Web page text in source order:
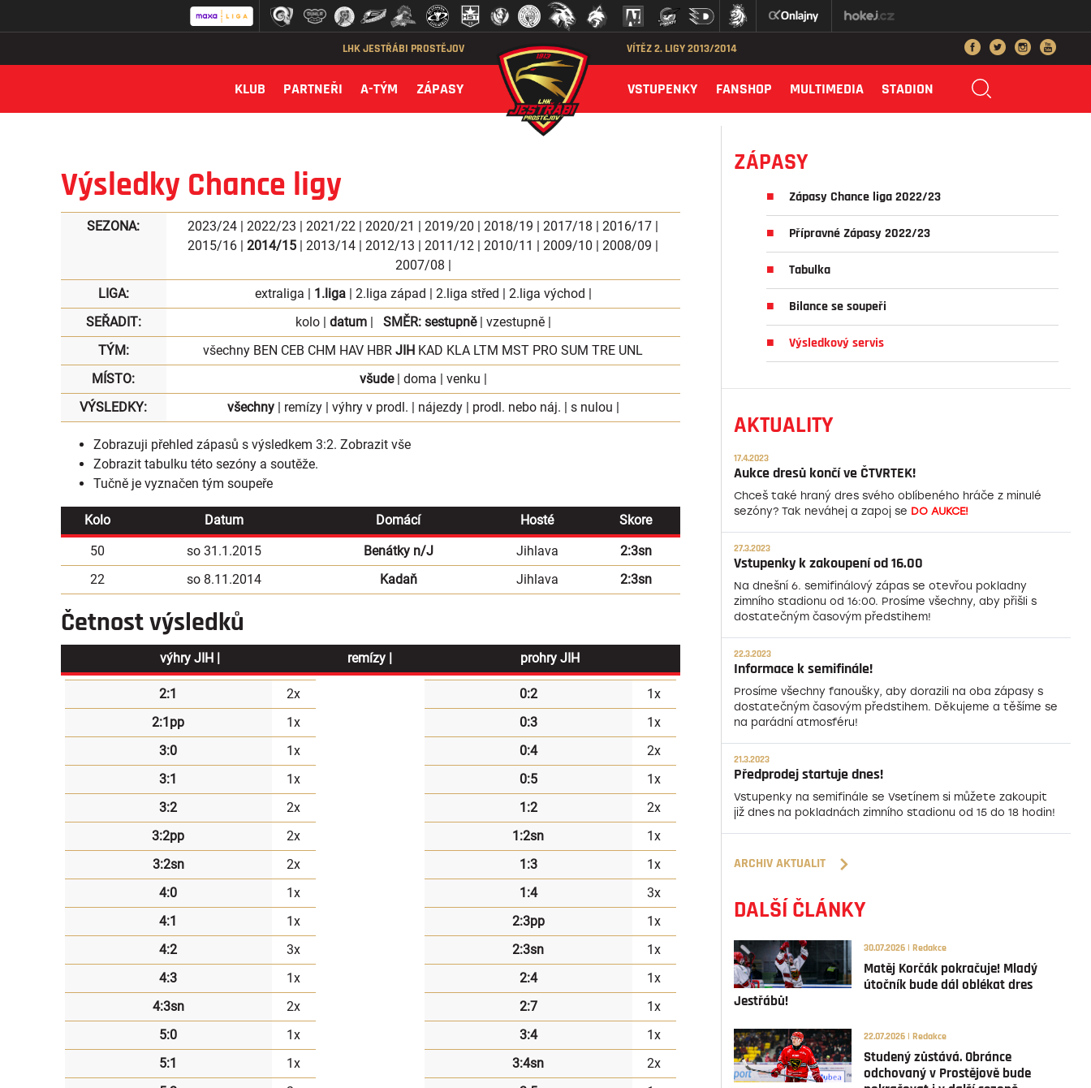
LHK JESTŘÁBI PROSTĚJOV VÍTĚZ 2. LIGY 2013/2014
KLUB PARTNEŘI A-TÝM ZÁPASY VSTUPENKY FANSHOP MULTIMEDIA STADION
Výsledky Chance ligy
SEZONA: 2023/24 | 2022/23 | 2021/22 | 2020/21 | 2019/20 | 2018/19 | 2017/18 | 2016/17 |
2015/16 | 2014/15 | 2013/14 | 2012/13 | 2011/12 | 2010/11 | 2009/10 | 2008/09 |
2007/08 |
LIGA:
extraliga | 1.liga| 2.liga západ | 2.liga střed | 2.liga východ |
SEŘADIT:
kolo| datum| SMĚR: sestupně| vzestupně|
TÝM:
všechny BEN CEB CHM HAV HBR JIH KAD KLA LTM MST PRO SUM TRE UNL
MÍSTO:
všude| doma | venku |
VÝSLEDKY:
všechny| remízy| výhry v prodl. | nájezdy| prodl. nebo náj. | s nulou |
Zobrazuji přehled zápasů s výsledkem 3:2. Zobrazit vše
Zobrazit tabulku této sezóny a soutěže.
Tučně je vyznačen tým soupeře
Kolo Datum Domácí Hosté
Skore
50
so 31.1.2015 Benátky n/J Jihlava
2:3sn
22
so 8.11.2014 Kadaň Jihlava 2:3sn
Četnost výsledků
výhry JIH | remízy | prohry JIH
2:1
2x
2:1pp
1x
3:0
1x
3:1
1x
3:2
2x
3:2pp
2x
3:2sn
2x
4:0
1x
4:1
1x
4:2
3x
4:3
1x
4:3sn
2x
5:0
1x
5:1
1x
0:2
1x
0:3
1x
0:4
2x
0:5
1x
1:2
2x
1:2sn
1x
1:3
1x
1:4
3x
2:3pp
1x
2:3sn
1x
2:4
1x
2:7
1x
3:4
1x
3:4sn
2x
ZÁPASY
Zápasy Chance liga 2022/23
Přípravné Zápasy 2022/23
Tabulka
Bilance se soupeři
Výsledkový servis
AKTUALITY
17.4.2023
Aukce dresů končí ve ČTVRTEK!
Chceš také hraný dres svého oblíbeného hráče z minulé
sezóny? Tak neváhej a zapoj se DO AUKCE!
27.3.2023
Vstupenky k zakoupení od 16.00
Na dnešní 6. semifinálový zápas se otevřou pokladny
zimního stadionu od 16:00. Prosíme všechny, aby přišli s
dostatečným časovým předstihem!
22.3.2023
Informace k semifinále!
Prosíme všechny fanoušky, aby dorazili na oba zápasy s
dostatečným časovým předstihem. Děkujeme a těšíme se
na parádní atmosféru!
21.3.2023
Předprodej startuje dnes!
Vstupenky na semifinále se Vsetínem si můžete zakoupit
již dnes na pokladnách zimního stadionu od 15 do 18 hodin!
ARCHIV AKTUALIT
DALŠÍ ČLÁNKY
30.07.2026 | Redakce
Matěj Korčák pokračuje! Mladý
útočník bude dál oblékat dres
Jestřábů!
22.07.2026 | Redakce
Studený zůstává. Obránce
odchovaný v Prostějově bude